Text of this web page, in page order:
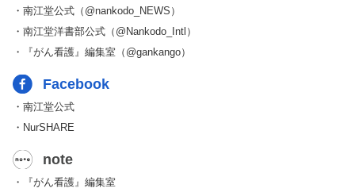
・南江堂公式（@nankodo_NEWS）
・南江堂洋書部公式（@Nankodo_Intl）
・『がん看護』編集室（@gankango）
Facebook
・南江堂公式
・NurSHARE
note
・『がん看護』編集室